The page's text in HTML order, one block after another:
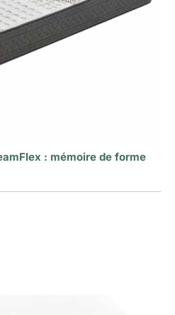
: mémoire de forme